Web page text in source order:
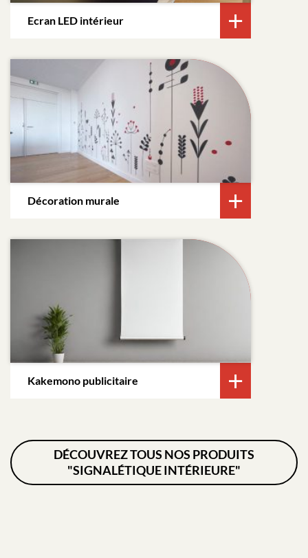
Ecran LED intérieur
Décoration murale
Kakemono publicitaire
DÉCOUVREZ TOUS NOS PRODUITS
"SIGNALÉTIQUE INTÉRIEURE"